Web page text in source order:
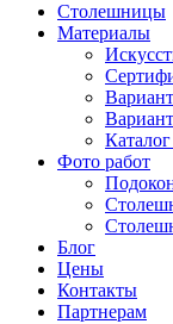
Столешницы
Материалы
Фото работ
Блог
Цены
Контакты
Партнерам